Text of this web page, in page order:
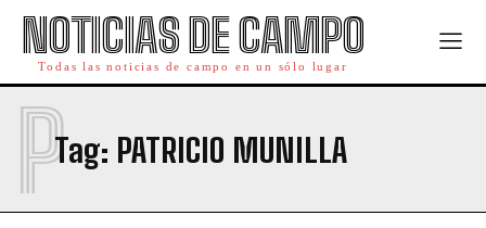
NOTICIAS DE CAMPO
Todas las noticias de campo en un sólo lugar
Tag: PATRICIO MUNILLA
P